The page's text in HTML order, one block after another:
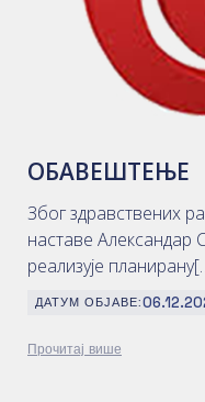
ОБАВЕШТЕЊЕ
Због здравствених
наставе Александар
реализује
ДАТУМ ОБЈАВЕ:
Прочитај више